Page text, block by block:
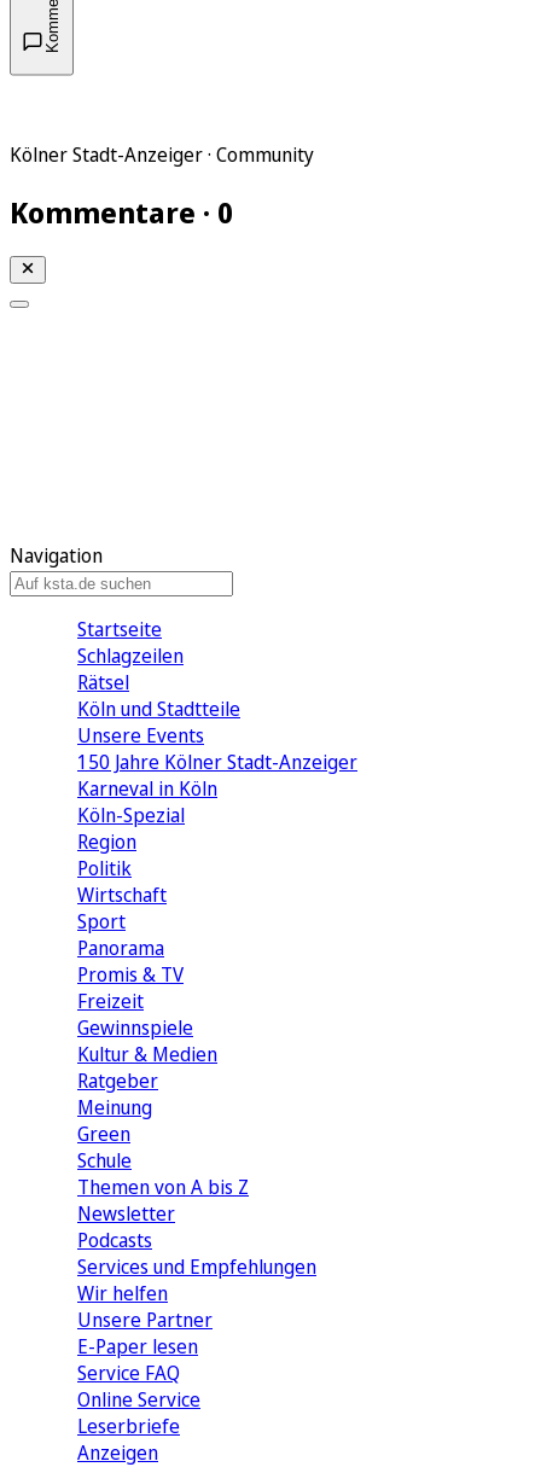
Kölner Stadt-Anzeiger · Community
Kommentare · 0
Navigation
Startseite
Schlagzeilen
Rätsel
Köln und Stadtteile
Unsere Events
150 Jahre Kölner Stadt-Anzeiger
Karneval in Köln
Köln-Spezial
Region
Politik
Wirtschaft
Sport
Panorama
Promis & TV
Freizeit
Gewinnspiele
Kultur & Medien
Ratgeber
Meinung
Green
Schule
Themen von A bis Z
Newsletter
Podcasts
Services und Empfehlungen
Wir helfen
Unsere Partner
E-Paper lesen
Service FAQ
Online Service
Leserbriefe
Anzeigen